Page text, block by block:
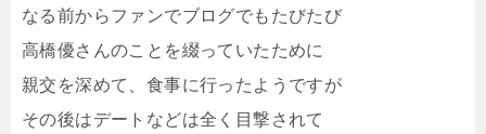
なる前からファンでブログでもたびたび
高橋優さんのことを綴っていたために
親交を深めて、食事に行ったようですが
その後はデートなどは全く目撃されて